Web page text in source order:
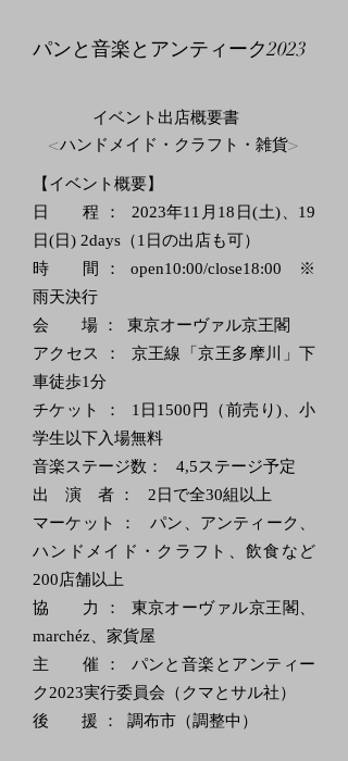
パンと音楽とアンティーク2023
イベント出店概要書
<ハンドメイド・クラフト・雑貨>
【イベント概要】
日 程 ： 2023年11月18日(土)、19
日(日) 2days（1日の出店も可）
時 間 ： open10:00/close18:00 ※
雨天決行
会 場 ： 東京オーヴァル京王閣
アクセス ： 京王線「京王多摩川」下
車徒歩1分
チケット ： 1日1500円（前売り)、小
学生以下入場無料
音楽ステージ数： 4,5ステージ予定
出 演 者 ： 2日で全30組以上
マーケット ： パン、アンティーク、
ハンドメイド・クラフト、飲食など
200店舗以上
協 力 ： 東京オーヴァル京王閣、
marchéz、家貨屋
主 催 ： パンと音楽とアンティー
ク2023実行委員会（クマとサル社）
後 援 ： 調布市（調整中）